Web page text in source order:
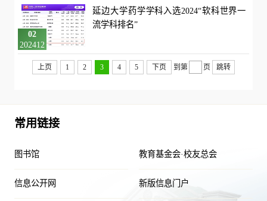
02
202412
延边大学药学学科入选2024“软科世界一
流学科排名”
上页 1 2 3 4 5 下页 到第 页 跳转
常用链接
图书馆 教育基金会·校友总会
信息公开网 新版信息门户